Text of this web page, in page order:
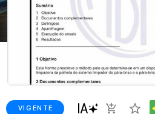
VIGENTE add_shopping_cart star_border